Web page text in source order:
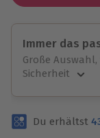
Immer das
Große
Sicherheit
Volle
Du erhältst